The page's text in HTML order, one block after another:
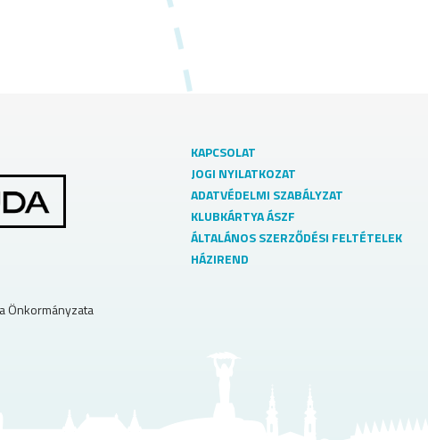
Önkormányzata
KAPCSOLAT
JOGI NYILATKOZAT
ADATVÉDELMI SZABÁLYZAT
KLUBKÁRTYA ÁSZF
ÁLTALÁNOS SZERZŐDÉSI FELTÉTELEK
HÁZIREND